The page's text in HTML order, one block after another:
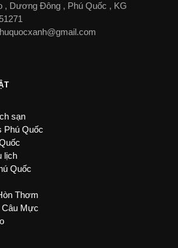
, Dương Đông , Phú Quốc , KG
sạn
Phú Quốc
lịch
Quốc
Thơm
Câu Mực